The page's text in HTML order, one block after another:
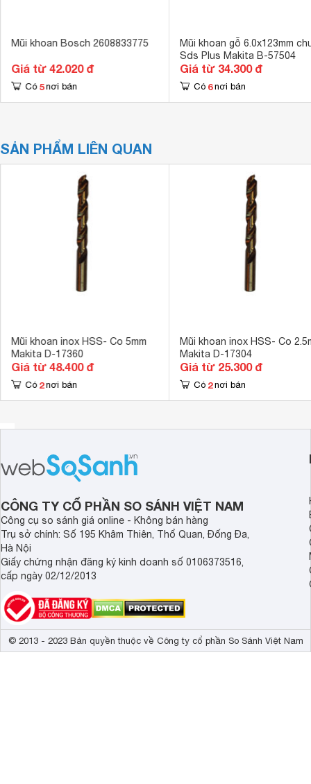
Mũi khoan Bosch 2608833775
Giá từ 42.020 đ
Có 5 nơi bán
Mũi khoan gỗ 6.0x123mm
Sds Plus Makita B-57504
Giá từ 34.300 đ
Có 6 nơi bán
SẢN PHẨM LIÊN QUAN
Mũi khoan inox HSS- Co 5mm
Makita D-17360
Giá từ 48.400 đ
Có 2 nơi bán
Mũi khoan inox HSS- Co
Makita D-17304
Giá từ 25.300 đ
Có 2 nơi bán
CÔNG TY CỔ PHẦN SO SÁNH VIỆT NAM
Công cụ so sánh giá online - Không bán hàng
Trụ sở chính: Số 195 Khâm Thiên, Thổ Quan, Đống Đa,
Hà Nội
Giấy chứng nhận đăng ký kinh doanh số 0106373516,
cấp ngày 02/12/2013
© 2013 - 2023 Bản quyền thuộc về Công ty cổ phần So Sánh Việt Nam